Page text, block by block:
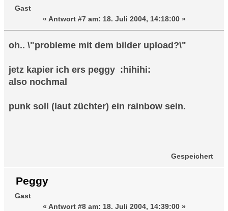
Gast
« Antwort #7 am: 18. Juli 2004, 14:18:00 »
oh.. \"probleme mit dem bilder upload?\"
jetz kapier ich ers peggy :hihihi:
also nochmal
punk soll (laut züchter) ein rainbow sein.
Gespeichert
Peggy
Gast
« Antwort #8 am: 18. Juli 2004, 14:39:00 »